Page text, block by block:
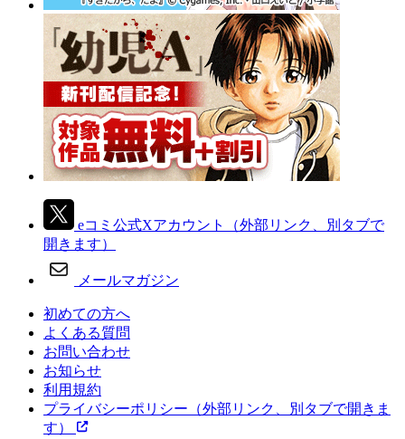
eコミ公式Xアカウント
（外部リンク、別タブで
開きます）
メールマガジン
初めての方へ
よくある質問
お問い合わせ
お知らせ
利用規約
プライバシーポリシー （外部リンク、別タブで開きま
す）